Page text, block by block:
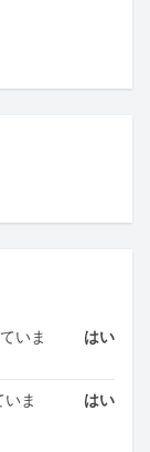
いま
はい
ま
はい